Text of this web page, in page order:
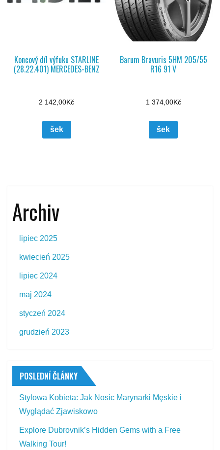
Koncový díl výfuku STARLINE
(28.22.401) MERCEDES-BENZ
2 142,00Kč
šek
Barum Bravuris 5HM 205/55
R16 91 V
1 374,00Kč
šek
Archiv
lipiec 2025
kwiecień 2025
lipiec 2024
maj 2024
styczeń 2024
grudzień 2023
POSLEDNÍ ČLÁNKY
Stylowa Kobieta: Jak Nosic Marynarki Męskie i
Wyglądać Zjawiskowo
Explore Dubrovnik’s Hidden Gems with a Free
Walking Tour!